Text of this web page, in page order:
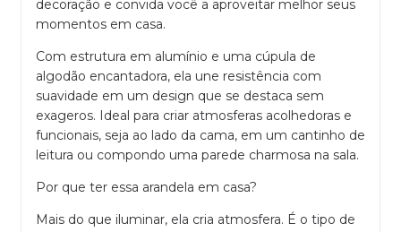
decoração e convida você a aproveitar melhor seus
momentos em casa.
Com estrutura em alumínio e uma cúpula de
algodão encantadora, ela une resistência com
suavidade em um design que se destaca sem
exageros. Ideal para criar atmosferas acolhedoras e
funcionais, seja ao lado da cama, em um cantinho de
leitura ou compondo uma parede charmosa na sala.
Por que ter essa arandela em casa?
Mais do que iluminar, ela cria atmosfera. É o tipo de